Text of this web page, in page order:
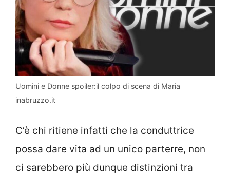
Uomini e Donne spoiler:il colpo di scena di Maria
inabruzzo.it
C’è chi ritiene infatti che la conduttrice
possa dare vita ad un unico parterre, non
ci sarebbero più dunque distinzioni tra